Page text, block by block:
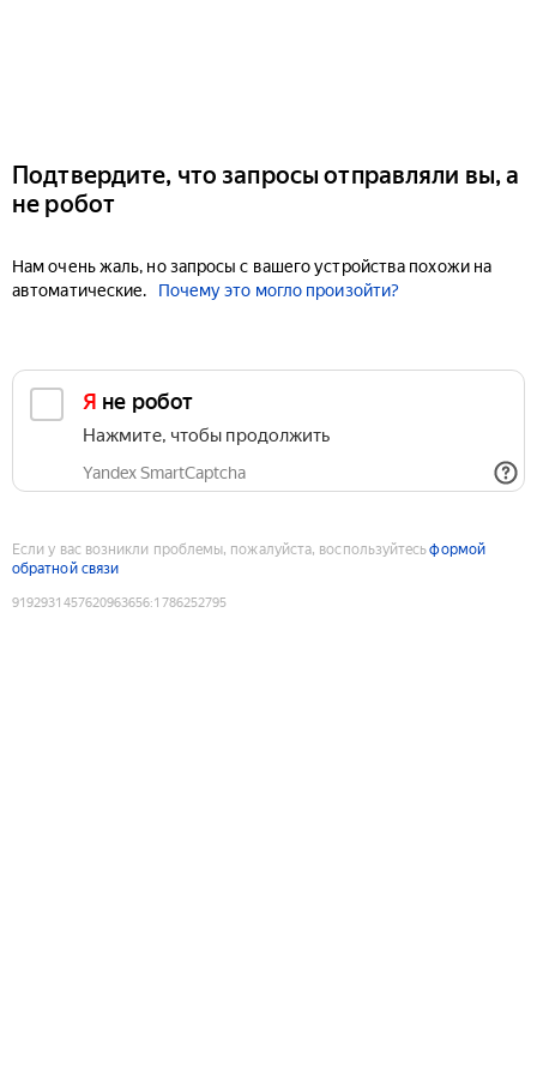
Подтвердите, что запросы отправляли вы, а
не робот
Нам очень жаль, но запросы с вашего устройства похожи на
автоматические.
Почему это могло произойти?
Я не робот
Нажмите, чтобы продолжить
Yandex SmartCaptcha
Если у вас возникли проблемы, пожалуйста, воспользуйтесьформой
обратной связи
9192931457620963656:1786252795